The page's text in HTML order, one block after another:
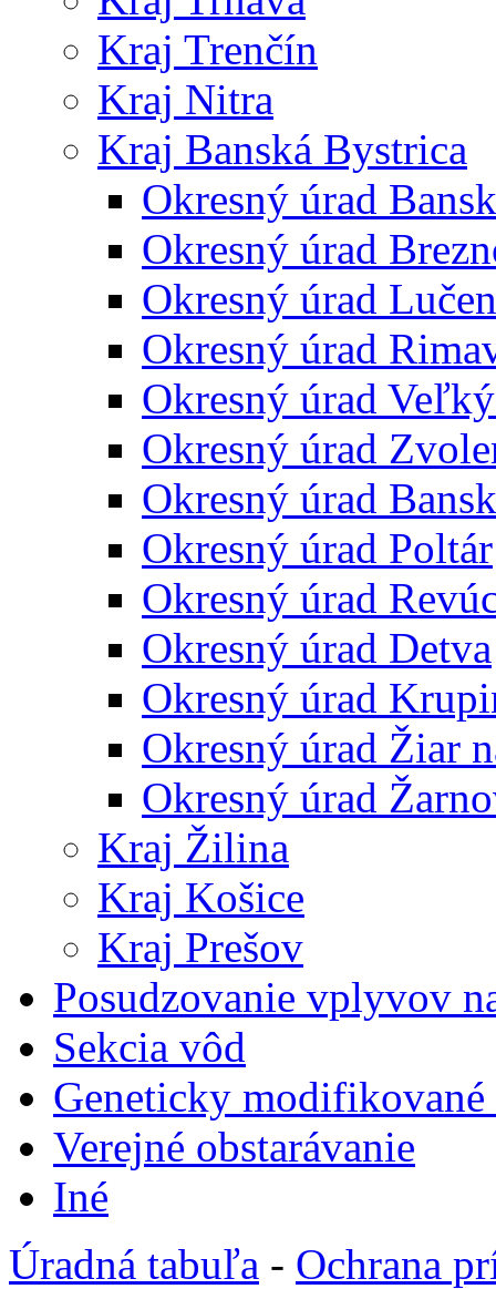
Kraj Trenčín
Kraj Nitra
Kraj Banská Bystrica
Okresný úrad
Okresný úrad
Okresný úrad
Okresný úrad
Okresný úrad
Okresný úrad
Okresný úrad
Okresný úrad Poltár
Okresný úrad
Okresný úrad Detva
Okresný úrad
Okresný úrad Žiar
Okresný úrad
Kraj Žilina
Kraj Košice
Kraj Prešov
Posudzovanie vplyvov
Sekcia vôd
Geneticky
Verejné obstarávanie
Iné
Úradná tabuľa - Ochrana